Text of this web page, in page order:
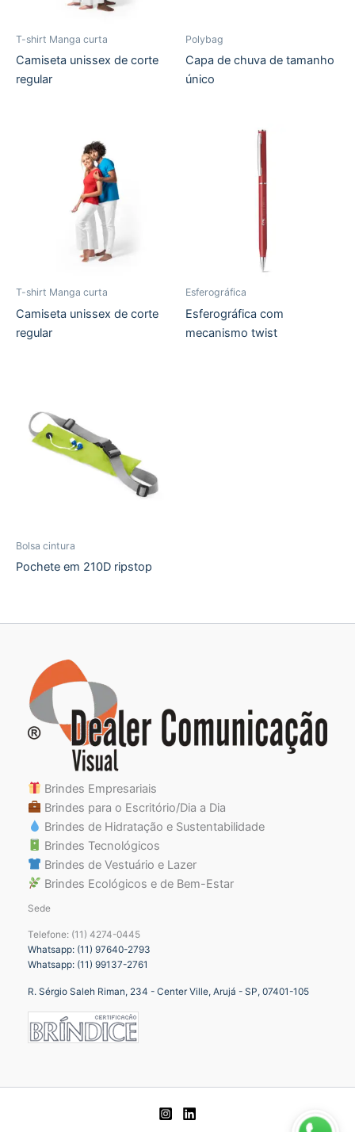
T-shirt Manga curta
Camiseta unissex de corte
regular
Polybag
Capa de chuva de tamanho
único
T-shirt Manga curta
Camiseta unissex de corte
regular
Esferográfica
Esferográfica com
mecanismo twist
Bolsa cintura
Pochete em 210D ripstop
Brindes Empresariais
Brindes para o Escritório/Dia a Dia
Brindes de Hidratação e Sustentabilidade
Brindes Tecnológicos
Brindes de Vestuário e Lazer
Brindes Ecológicos e de Bem-Estar
Sede
Telefone: (11) 4274-0445
Whatsapp: (11) 97640-2793
Whatsapp: (11) 99137-2761
R. Sérgio Saleh Riman, 234 - Center Ville, Arujá - SP, 07401-105